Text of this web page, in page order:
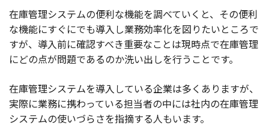
在庫管理システムの便利な機能を調べていくと、その便利
な機能にすぐにでも導入し業務効率化を図りたいところで
すが、導入前に確認すべき重要なことは現時点で在庫管理
にどの点が問題であるのか洗い出しを行うことです。
在庫管理システムを導入している企業は多くありますが、
実際に業務に携わっている担当者の中には社内の在庫管理
システムの使いづらさを指摘する人もいます。